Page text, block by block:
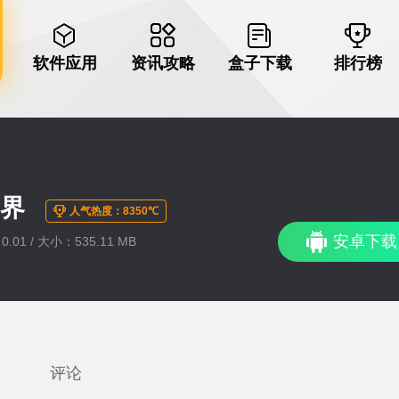
软件应用 资讯攻略 盒子下载 排行榜
人气热度：8350℃
/ 大小：535.11 MB 安卓下载
评论